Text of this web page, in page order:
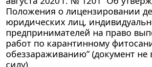
Положения о лицензировании
юридических лиц,
предпринимателей на право
работ по карантинному
обеззараживанию” (документ не
силу)